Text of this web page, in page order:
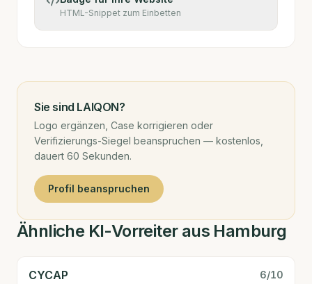
HTML-Snippet zum Einbetten
Sie sind LAIQON?
Logo ergänzen, Case korrigieren oder
Verifizierungs-Siegel beanspruchen — kostenlos,
dauert 60 Sekunden.
Profil beanspruchen
Ähnliche KI-Vorreiter aus Hamburg
CYCAP 6/10